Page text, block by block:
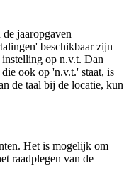
jaaropgaven
beschikbaar zijn
instelling op n.v.t. Dan
ook op 'n.v.t.' staat, is
de taal bij de locatie, kun
Het is mogelijk om
raadplegen van de